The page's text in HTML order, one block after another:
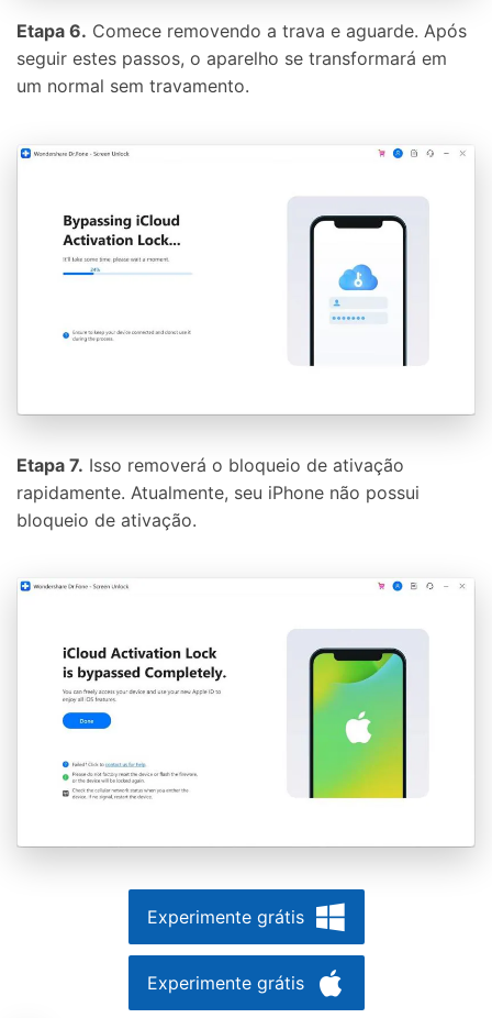
50M+ usuários, 17+ anos
Desbloqueie e repare seu celular
Recupere, proteja e transfira dados faclimente
Tecnologia de IA, sem complicação
Etapa 6. Comece removendo a trava e aguarde. Após
seguir estes passos, o aparelho se transformará em
um normal sem travamento.
Etapa 7. Isso removerá o bloqueio de ativação
rapidamente. Atualmente, seu iPhone não possui
bloqueio de ativação.
Experimente grátis
Experimente grátis